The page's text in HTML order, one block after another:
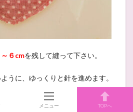
６cmを残して縫って下さい。
うに、ゆっくりと針を進めます。
り、ヨレそうなときは、
一度ミシ
メニュー TOPへ